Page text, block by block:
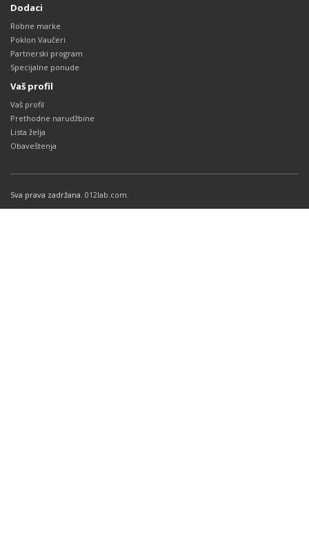
Dodaci
Robne marke
Poklon Vaučeri
Partnerski program
Specijalne ponude
Vaš profil
Vaš profil
Prethodne narudžbine
Lista želja
Obaveštenja
Sva prava zadržana. 012lab.com.